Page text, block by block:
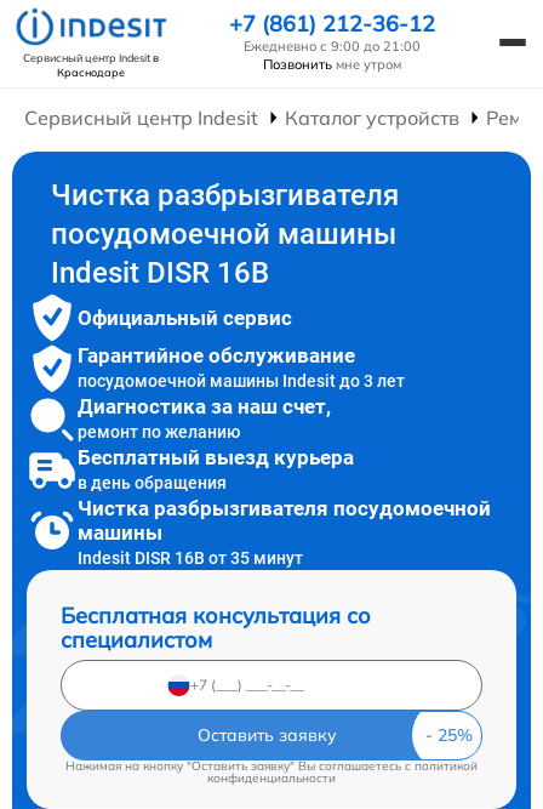
Сервисный центр Indesitв
Краснодаре
+7 (861) 212-36-12
Ежедневно с 9:00 до 21:00
Позвонить мне утром
Сервисный центр Indesit Каталог устройств
Чистка разбрызгивателя
посудомоечной машины
Indesit DISR 16B
Официальный сервис
Гарантийное обслуживание
посудомоечной машины Indesit до 3 лет
Диагностика за наш счет,
ремонт по желанию
Бесплатный выезд курьера
в день обращения
Чистка разбрызгивателя посудомоечной
машины
Indesit DISR 16B от 35 минут
Бесплатная консультация со
специалистом
Оставить заявку
Нажимая на кнопку "Оставить заявку" Вы соглашаетесь cполитикой
конфиденциальности